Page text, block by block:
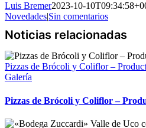
Luis Bremer2023-10-
Novedades|Sin comentarios
Pizzas de Brócoli y Coliflor –
Galería
Pizzas de Brócoli y Coliflor –